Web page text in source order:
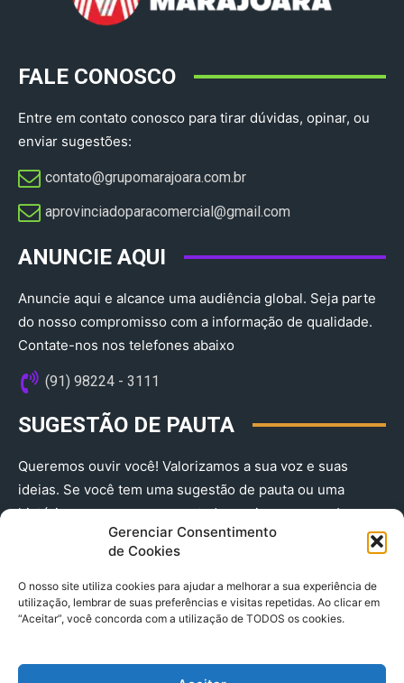
Gerenciar Consentimento
de Cookies
O nosso site utiliza cookies para ajudar a melhorar a sua experiência de
utilização, lembrar de suas preferências e visitas repetidas. Ao clicar em
“Aceitar”, você concorda com a utilização de TODOS os cookies.
FALE CONOSCO
Entre em contato conosco para tirar dúvidas, opinar, ou
enviar sugestões:
contato@grupomarajoara.com.br
aprovinciadoparacomercial@gmail.com​
ANUNCIE AQUI
Anuncie aqui e alcance uma audiência global. Seja parte
do nosso compromisso com a informação de qualidade.
Contate-nos nos telefones abaixo
(91) 98224 - 3111
SUGESTÃO DE PAUTA
Queremos ouvir você! Valorizamos a sua voz e suas
ideias. Se você tem uma sugestão de pauta ou uma
história que merece ser contada, envie-nos agora!
(91) 98224 - 3111